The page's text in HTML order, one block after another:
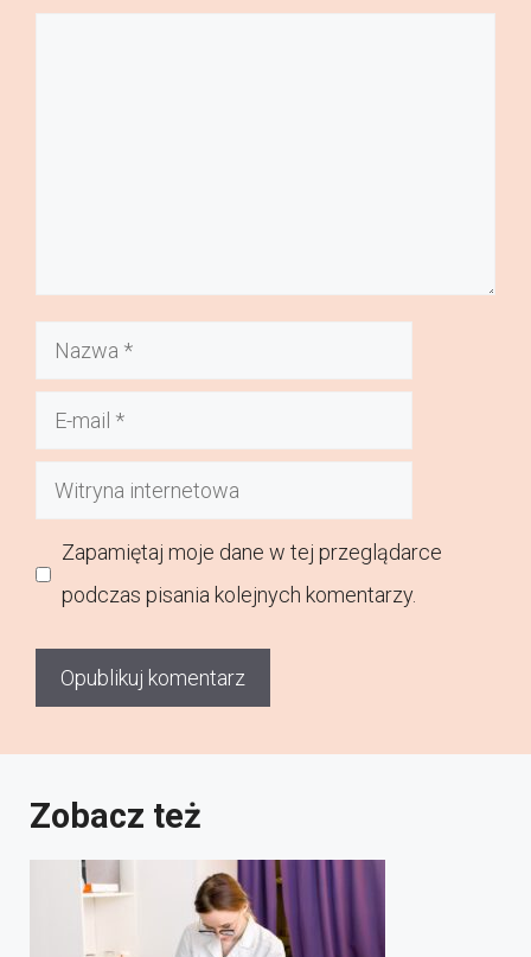
Nazwa
mail
Witryna
internetowa
Zapamiętaj moje dane w tej przeglądarce
podczas pisania kolejnych komentarzy.
Zobacz też